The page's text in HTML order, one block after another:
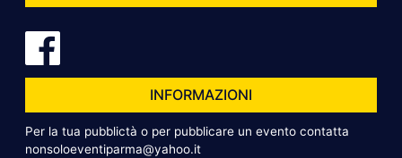
INFORMAZIONI
Per la tua pubblictà o per pubblicare un evento contatta
nonsoloeventiparma@yahoo.it